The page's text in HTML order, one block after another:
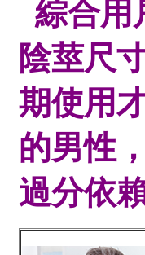
綜合用
陰莖尺
期使用
的男性
過分依